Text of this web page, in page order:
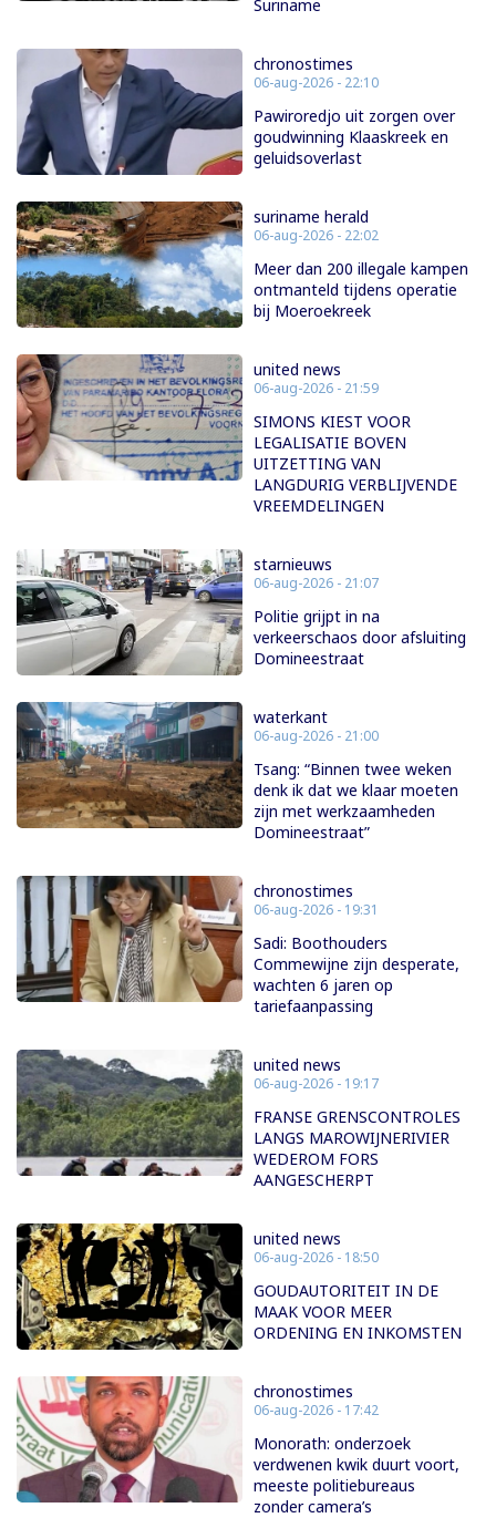
Suriname
chronostimes
06-aug-2026 - 22:10
Pawiroredjo uit zorgen over
goudwinning Klaaskreek en
geluidsoverlast
suriname herald
06-aug-2026 - 22:02
Meer dan 200 illegale kampen
ontmanteld tijdens operatie
bij Moeroekreek
united news
06-aug-2026 - 21:59
SIMONS KIEST VOOR
LEGALISATIE BOVEN
UITZETTING VAN
LANGDURIG VERBLIJVENDE
VREEMDELINGEN
starnieuws
06-aug-2026 - 21:07
Politie grijpt in na
verkeerschaos door afsluiting
Domineestraat
waterkant
06-aug-2026 - 21:00
Tsang: “Binnen twee weken
denk ik dat we klaar moeten
zijn met werkzaamheden
Domineestraat”
chronostimes
06-aug-2026 - 19:31
Sadi: Boothouders
Commewijne zijn desperate,
wachten 6 jaren op
tariefaanpassing
united news
06-aug-2026 - 19:17
FRANSE GRENSCONTROLES
LANGS MAROWIJNERIVIER
WEDEROM FORS
AANGESCHERPT
united news
06-aug-2026 - 18:50
GOUDAUTORITEIT IN DE
MAAK VOOR MEER
ORDENING EN INKOMSTEN
chronostimes
06-aug-2026 - 17:42
Monorath: onderzoek
verdwenen kwik duurt voort,
meeste politiebureaus
zonder camera’s